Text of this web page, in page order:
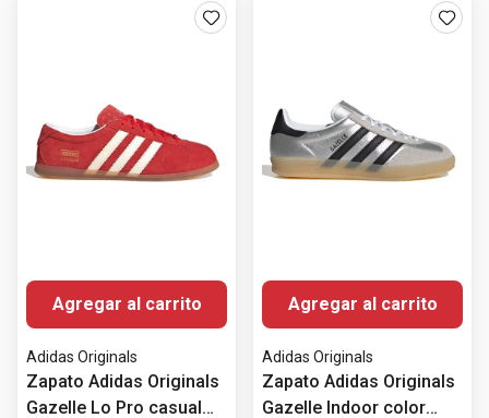
Agregar al carrito
Adidas Originals
Zapato Adidas Originals
Gazelle Lo Pro casual
Agregar al carrito
Adidas Originals
Zapato Adidas Originals
Gazelle Indoor color